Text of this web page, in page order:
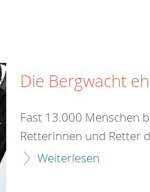
Die Bergwacht
Fast 13.000 Menschen
Retterinnen und Retter
Weiterlesen